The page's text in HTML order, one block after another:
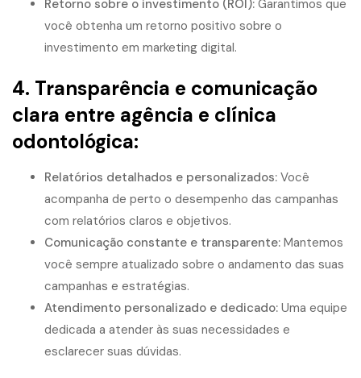
Retorno sobre o investimento (ROI): Garantimos que
você obtenha um retorno positivo sobre o
investimento em marketing digital.
4. Transparência e comunicação
clara entre agência e clínica
odontológica:
Relatórios detalhados e personalizados: Você
acompanha de perto o desempenho das campanhas
com relatórios claros e objetivos.
Comunicação constante e transparente: Mantemos
você sempre atualizado sobre o andamento das suas
campanhas e estratégias.
Atendimento personalizado e dedicado: Uma equipe
dedicada a atender às suas necessidades e
esclarecer suas dúvidas.